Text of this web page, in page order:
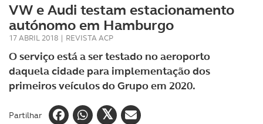
VW e Audi testam estacionamento
autónomo em Hamburgo
17 ABRIL 2018 | REVISTA ACP
O serviço está a ser testado no aeroporto
daquela cidade para implementação dos
primeiros veículos do Grupo em 2020.
Partilhar